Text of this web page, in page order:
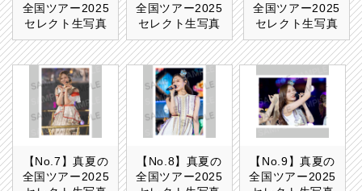
全国ツアー2025
セレクト生写真
全国ツアー2025
セレクト生写真
全国ツアー2025
セレクト生写真
【No.7】真夏の
全国ツアー2025
【No.8】真夏の
全国ツアー2025
【No.9】真夏の
全国ツアー2025